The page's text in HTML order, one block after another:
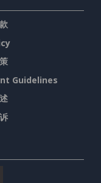
Guidelines